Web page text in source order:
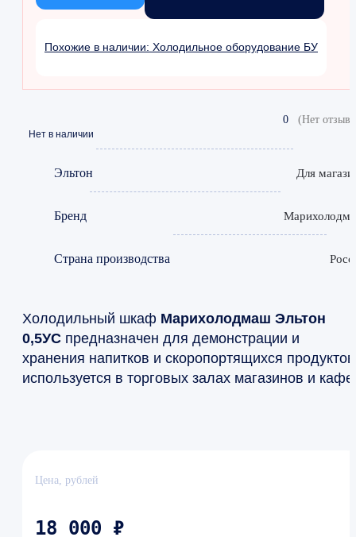
Похожие в наличии: Холодильное оборудование БУ
0 (Нет
Нет в наличии
Эльтон Для
Бренд
Страна производства
Холодильный шкаф Марихолодмаш Эльтон
0,5УС предназначен для демонстрации и
хранения напитков и скоропортящихся
используется в торговых залах магазинов и
Цена, рублей
18 000 ₽